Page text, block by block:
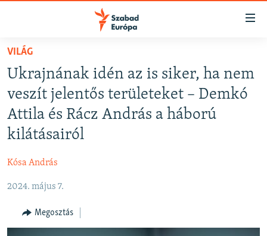
Akadálymentes
Ugrás
oldalra
Ugrás
tartalomjegyzékre
keresésre
NAPIRENDEN
AKTUÁLIS
PODCASTOK
VIDEÓK
SZABADON
TÁRSADALOM
VILÁG
Ukrajnának idén az is siker, ha nem
veszít jelentős területeket – Demkó
Attila és Rácz András a háború
kilátásairól
Kósa András
2024. május 7.
Megosztás
FELIRATKOZÁS